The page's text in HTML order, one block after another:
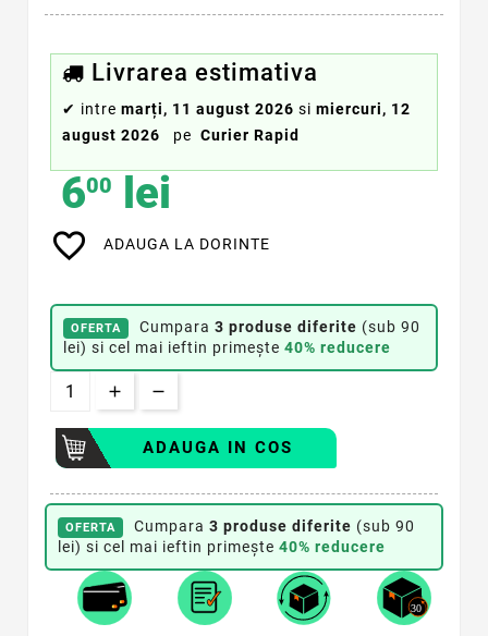
Livrarea estimativa
✔ intre marți, 11 august 2026 si miercuri, 12
august 2026
pe Curier Rapid
600 lei
favorite_border ADAUGA LA DORINTE
OFERTA Cumpara 3 produse diferite (sub 90
lei) si cel mai ieftin primește 40% reducere
ADAUGA IN COS
OFERTA Cumpara 3 produse diferite (sub 90
lei) si cel mai ieftin primește 40% reducere